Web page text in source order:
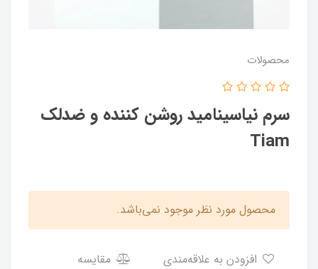
محصولات
سرم نیاسینامید روشن کننده و ضدلک
Tiam
محصول مورد نظر موجود نمی‌باشد.
مقایسه